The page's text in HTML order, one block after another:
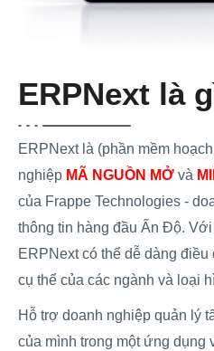
ERPNext là
ERPNext là (phần mềm
nghiệp MÃ NGUỒN MỞ và
của Frappe Technologies -
thông tin hàng đầu Ấn Độ.
ERPNext có thể dễ dàng
cụ thể của các ngành và loại
Hỗ trợ doanh nghiệp quản lý
của mình trong một ứng dụng